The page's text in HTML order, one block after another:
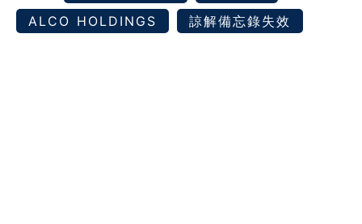
ALCO HOLDINGS
諒解備忘錄失效